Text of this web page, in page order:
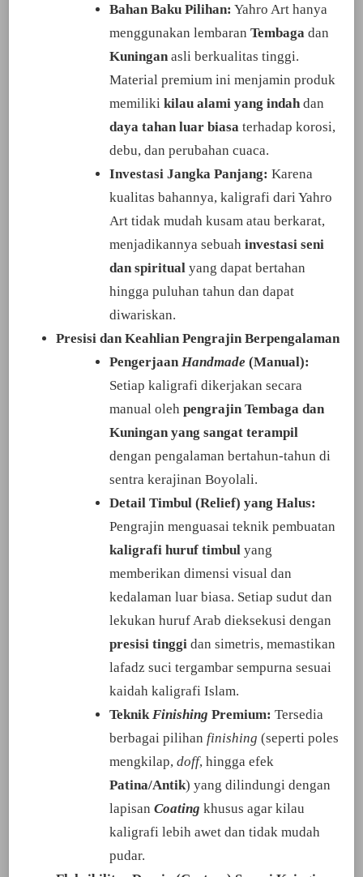
Bahan Baku Pilihan: Yahro Art hanya
menggunakan lembaran Tembagadan
Kuninganasli berkualitas tinggi.
Material premium ini menjamin produk
memiliki kilau alami yang indahdan
daya tahan luar biasaterhadap korosi,
debu, dan perubahan cuaca.
Investasi Jangka Panjang: Karena
kualitas bahannya, kaligrafi dari Yahro
Art tidak mudah kusam atau berkarat,
menjadikannya sebuah investasi seni
dan spiritualyang dapat bertahan
hingga puluhan tahun dan dapat
diwariskan.
Presisi dan Keahlian Pengrajin Berpengalaman
PengerjaanHandmade (Manual):
Setiap kaligrafi dikerjakan secara
manual oleh pengrajin Tembaga dan
Kuningan yang sangat terampil
dengan pengalaman bertahun-tahun di
sentra kerajinan Boyolali.
Detail Timbul (Relief) yang Halus:
Pengrajin menguasai teknik pembuatan
kaligrafi huruf timbulyang
memberikan dimensi visual dan
kedalaman luar biasa. Setiap sudut dan
lekukan huruf Arab dieksekusi dengan
presisi tinggidan simetris, memastikan
lafadz suci tergambar sempurna sesuai
kaidah kaligrafi Islam.
TeknikFinishing Premium: Tersedia
berbagai pilihan finishing (seperti poles
mengkilap, doff, hingga efek
Patina/Antik) yang dilindungi dengan
lapisan Coating khusus agar kilau
kaligrafi lebih awet dan tidak mudah
pudar.